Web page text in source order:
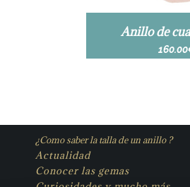
Anillo de
160.00
¿Como saber la talla de un anillo ?
Actualidad
Conocer las gemas